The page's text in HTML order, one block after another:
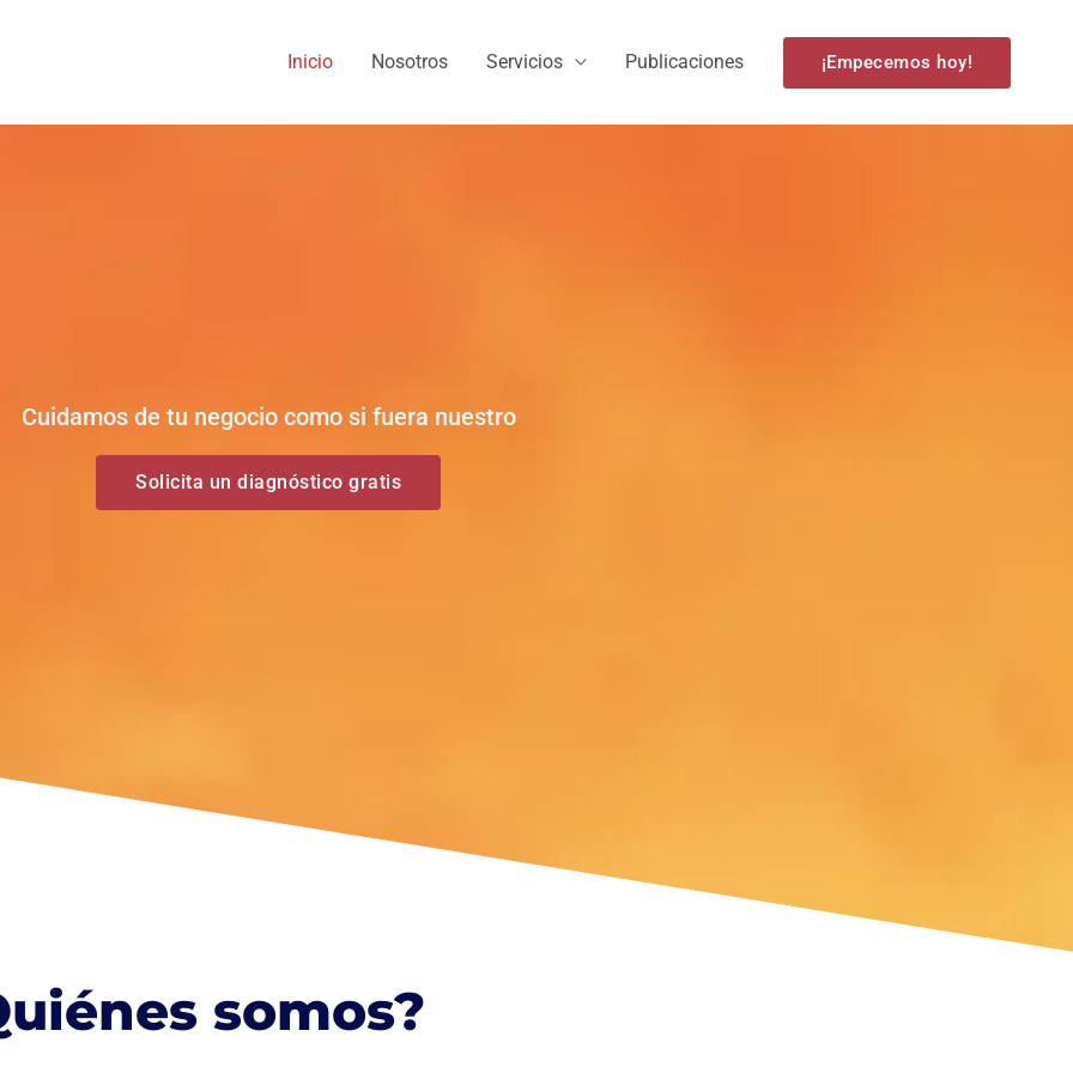
Inicio Nosotros Servicios Publicaciones ¡Empecemos hoy!
Cuidamos de tu negocio como si fuera nuestro
Solicita un diagnóstico gratis
somos?